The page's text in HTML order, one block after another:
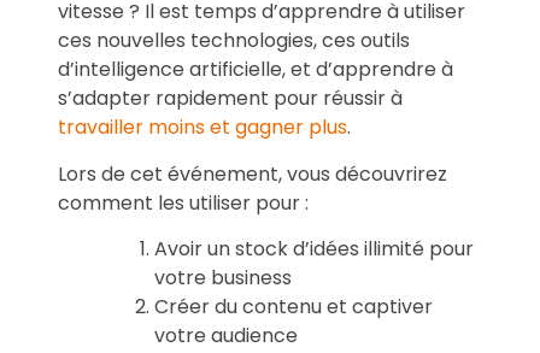
vitesse ? Il est temps d’apprendre à utiliser
ces nouvelles technologies, ces outils
d’intelligence artificielle, et d’apprendre à
s’adapter rapidement pour réussir à
travailler moins et gagner plus.
Lors de cet événement, vous découvrirez
comment les utiliser pour :
Avoir un stock d’idées illimité pour
votre business
Créer du contenu et captiver
votre audience